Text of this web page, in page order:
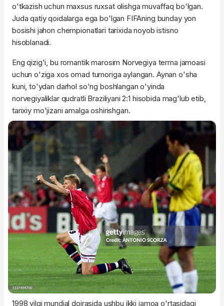
o'tkazish uchun maxsus ruxsat olishga muvaffaq bo'lgan.
Juda qatiy qoidalarga ega bo'lgan FIFAning bunday yon
bosishi jahon chempionatlari tarixida noyob istisno
hisoblanadi.
Eng qizig'i, bu romantik marosim Norvegiya terma jamoasi
uchun o'ziga xos omad tumoriga aylangan. Aynan o'sha
kuni, to'ydan darhol so'ng boshlangan o'yinda
norvegiyaliklar qudratli Braziliyani 2:1 hisobida mag'lub etib,
tarixiy mo'jizani amalga oshirishgan.
1998 yilgi mundial doirasida ushbu ikki jamoa o'rtasidagi